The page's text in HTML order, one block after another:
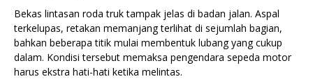
Bekas lintasan roda truk tampak jelas di badan jalan. Aspal
terkelupas, retakan memanjang terlihat di sejumlah bagian,
bahkan beberapa titik mulai membentuk lubang yang cukup
dalam. Kondisi tersebut memaksa pengendara sepeda motor
harus ekstra hati-hati ketika melintas.